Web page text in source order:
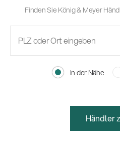
Finden Sie König & Meyer
In der Nähe
Händler